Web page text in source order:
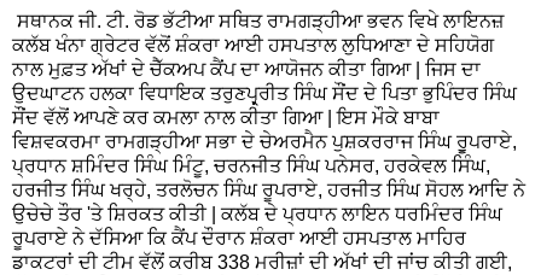
ਸਥਾਨਕ ਜੀ. ਟੀ. ਰੋਡ ਭੱਟੀਆ ਸਥਿਤ ਰਾਮਗੜ੍ਹੀਆ ਭਵਨ ਵਿਖੇ ਲਾਇਨਜ਼
ਕਲੱਬ ਖੰਨਾ ਗ੍ਰੇਟਰ ਵੱਲੋਂ ਸ਼ੰਕਰਾ ਆਈ ਹਸਪਤਾਲ ਲੁਧਿਆਣਾ ਦੇ ਸਹਿਯੋਗ
ਨਾਲ ਮੁਫ਼ਤ ਅੱਖਾਂ ਦੇ ਚੈੱਕਅਪ ਕੈਂਪ ਦਾ ਆਯੋਜਨ ਕੀਤਾ ਗਿਆ | ਜਿਸ ਦਾ
ਉਦਘਾਟਨ ਹਲਕਾ ਵਿਧਾਇਕ ਤਰੁਣਪ੍ਰ੍ਰੀਤ ਸਿੰਘ ਸੌਂਦ ਦੇ ਪਿਤਾ ਭੁਪਿੰਦਰ ਸਿੰਘ
ਸੌਂਦ ਵੱਲੋਂ ਆਪਣੇ ਕਰ ਕਮਲਾ ਨਾਲ ਕੀਤਾ ਗਿਆ | ਇਸ ਮੌਕੇ ਬਾਬਾ
ਵਿਸ਼ਵਕਰਮਾ ਰਾਮਗੜ੍ਹੀਆ ਸਭਾ ਦੇ ਚੇਅਰਮੈਨ ਪੁਸ਼ਕਰਰਾਜ ਸਿੰਘ ਰੂੁਪਰਾਏ,
ਪ੍ਰਧਾਨ ਸ਼ਮਿੰਦਰ ਸਿੰਘ ਮਿੰਟੂ, ਚਰਨਜੀਤ ਸਿੰਘ ਪਨੇਸਰ, ਹਰਕੇਵਲ ਸਿੰਘ,
ਹਰਜੀਤ ਸਿੰਘ ਖਰ੍ਹੇ, ਤਰਲੋਚਨ ਸਿੰਘ ਰੂਪਰਾਏ, ਹਰਜੀਤ ਸਿੰਘ ਸੋਹਲ ਆਦਿ ਨੇ
ਉਚੇਚੇ ਤੌਰ 'ਤੇ ਸ਼ਿਰਕਤ ਕੀਤੀ | ਕਲੱਬ ਦੇ ਪ੍ਰਧਾਨ ਲਾਇਨ ਧਰਮਿੰਦਰ ਸਿੰਘ
ਰੂਪਰਾਏ ਨੇ ਦੱਸਿਆ ਕਿ ਕੈਂਪ ਦੌਰਾਨ ਸ਼ੰਕਰਾ ਆਈ ਹਸਪਤਾਲ ਮਾਹਿਰ
ਡਾਕਟਰਾਂ ਦੀ ਟੀਮ ਵੱਲੋਂ ਕਰੀਬ 338 ਮਰੀਜ਼ਾਂ ਦੀ ਅੱਖਾਂ ਦੀ ਜਾਂਚ ਕੀਤੀ ਗਈ,